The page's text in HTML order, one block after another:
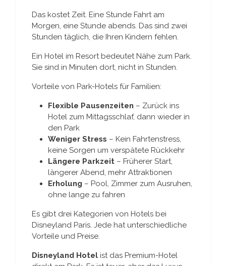
Das kostet Zeit. Eine Stunde Fahrt am
Morgen, eine Stunde abends. Das sind zwei
Stunden täglich, die Ihren Kindern fehlen.
Ein Hotel im Resort bedeutet Nähe zum Park.
Sie sind in Minuten dort, nicht in Stunden.
Vorteile von Park-Hotels für Familien:
Flexible Pausenzeiten – Zurück ins
Hotel zum Mittagsschlaf, dann wieder in
den Park
Weniger Stress – Kein Fahrtenstress,
keine Sorgen um verspätete Rückkehr
Längere Parkzeit – Früherer Start,
längerer Abend, mehr Attraktionen
Erholung – Pool, Zimmer zum Ausruhen,
ohne lange zu fahren
Es gibt drei Kategorien von Hotels bei
Disneyland Paris. Jede hat unterschiedliche
Vorteile und Preise.
Disneyland Hotel ist das Premium-Hotel